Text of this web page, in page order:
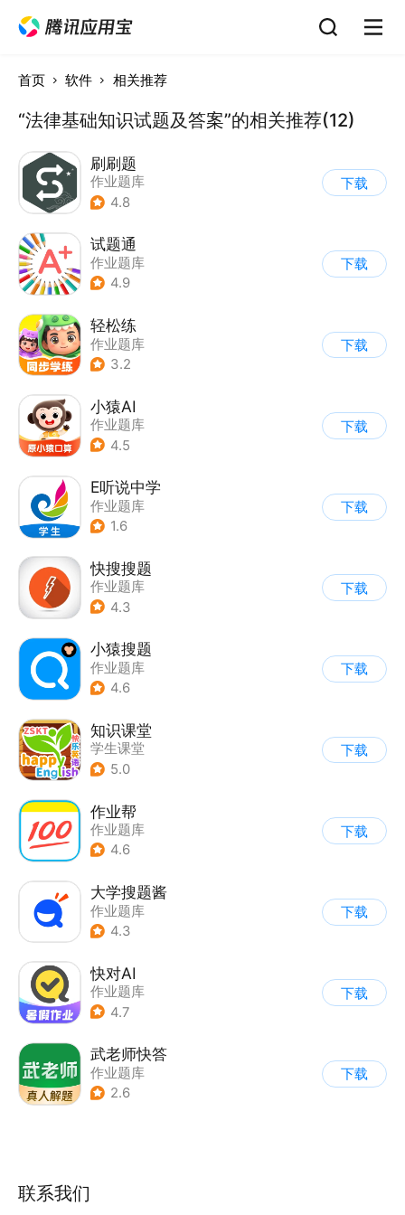
首页 软件 相关推荐
“法律基础知识试题及答案”的相关推荐(12)
刷刷题
作业题库
4.8
下载
试题通
作业题库
4.9
下载
轻松练
作业题库
3.2
下载
小猿AI
作业题库
4.5
下载
E听说中学
作业题库
1.6
下载
快搜搜题
作业题库
4.3
下载
小猿搜题
作业题库
4.6
下载
知识课堂
学生课堂
5.0
下载
作业帮
作业题库
4.6
下载
大学搜题酱
作业题库
4.3
下载
快对AI
作业题库
4.7
下载
武老师快答
作业题库
2.6
下载
联系我们